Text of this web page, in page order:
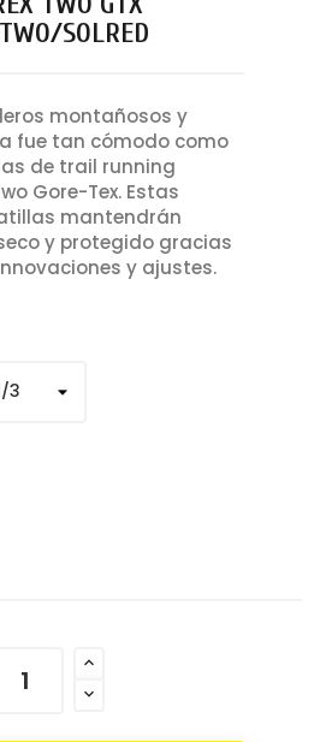
SOLRED
montañosos y
fue tan cómodo como
de trail running
Gore-Tex. Estas
mantendrán
y protegido gracias
y ajustes.